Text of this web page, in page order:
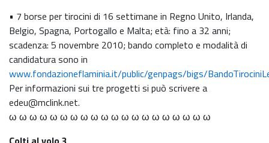
• 7 borse per tirocini di 16 settimane in Regno Unito, Irlanda,
Belgio, Spagna, Portogallo e Malta; età: fino a 32 anni;
scadenza: 5 novembre 2010; bando completo e modalità di
candidatura sono in
www.fondazioneflaminia.it/public/genpags/bigs/
Per informazioni sui tre progetti si può scrivere a
edeu@mclink.net.
ω ω ω ω ω ω ω ω ω ω ω ω ω ω ω ω ω ω ω ω